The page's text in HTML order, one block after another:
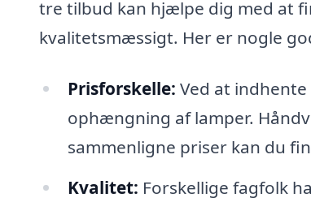
tre tilbud kan hjælpe dig med at
kvalitetsmæssigt. Her er nogle
Prisforskelle: Ved at
ophængning af lamper.
sammenligne priser kan du
Kvalitet: Forskellige fagfolk